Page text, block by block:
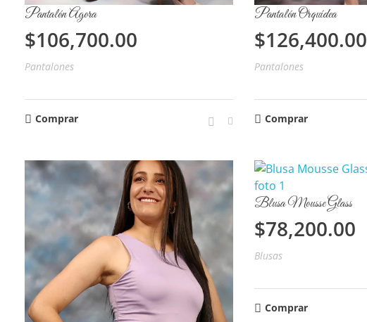
Pantalón Agora
$106,700.00
Pantalones
Comprar
Pantalón Orquídea
$126,400.00
Pantalones
Comprar
Blusa Mousse Glass
$78,200.00
Blusas
Comprar